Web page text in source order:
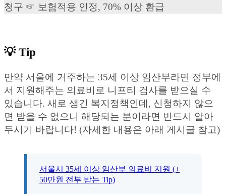
청구 ☞ 보험적용 인정, 70% 이상 환급
💡 Tip
만약 서울에 거주하는 35세 이상 임산부라면 정부에
서 지원해주는 의료비로 니프티 검사를 받으실 수
있습니다. 새로 생긴 복지정책인데, 신청하지 않으
면 받을 수 없으니 해당되는 분이라면 반드시 알아
두시기 바랍니다! (자세한 내용은 아래 게시글 참고)
서울시 35세 이상 임산부 의료비 지원 (+
50만원 전부 받는 Tip)